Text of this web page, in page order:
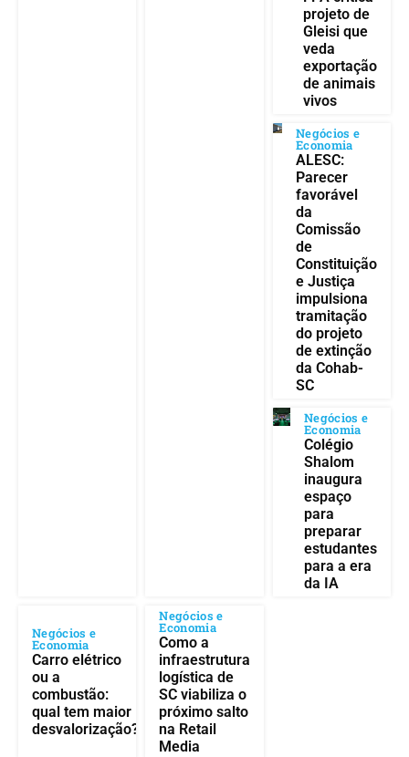
projeto de
Gleisi que
veda
exportação
de animais
vivos
Negócios e
Economia
ALESC:
Parecer
favorável
da
Comissão
de
Constituição
e Justiça
impulsiona
tramitação
do projeto
de extinção
da Cohab-
SC
Negócios e
Economia
Colégio
Shalom
inaugura
espaço
para
preparar
estudantes
para a era
da IA
Negócios e
Economia
Carro elétrico
ou a
combustão:
qual tem maior
desvalorização?
Negócios e
Economia
Como a
infraestrutura
logística de
SC viabiliza o
próximo salto
na Retail
Media